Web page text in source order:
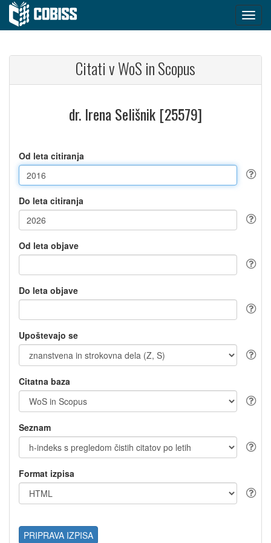
Citati v WoS in Scopus
dr. Irena Selišnik [25579]
Od leta citiranja
Do leta citiranja
Od leta objave
Do leta objave
Upoštevajo se
Citatna baza
Seznam
Format izpisa
PRIPRAVA IZPISA